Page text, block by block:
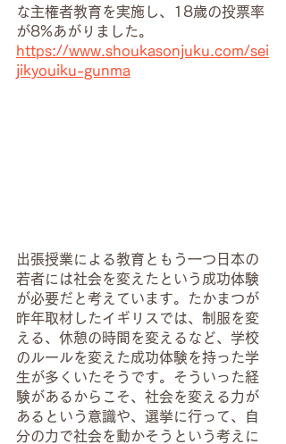
な主権者教育を実施し、18歳の投票率
が8%あがりました。
https://www.shoukasonjuku.com/sei
jikyouiku-gunma
出張授業による教育ともう一つ日本の
若者には社会を変えたという成功体験
が必要だと考えています。たかまつが
昨年取材したイギリスでは、制服を変
える、休憩の時間を変えるなど、学校
のルールを変えた成功体験を持った学
生が多くいたそうです。そういった経
験があるからこそ、社会を変える力が
あるという意識や、選挙に行って、自
分の力で社会を動かそうという考えに